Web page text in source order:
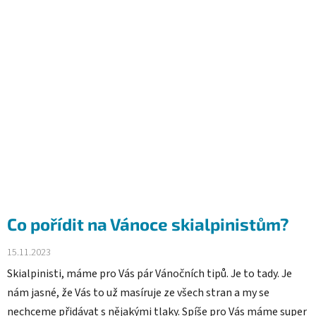
Co pořídit na Vánoce skialpinistům?
15.11.2023
Skialpinisti, máme pro Vás pár Vánočních tipů. Je to tady. Je
nám jasné, že Vás to už masíruje ze všech stran a my se
nechceme přidávat s nějakými tlaky. Spíše pro Vás máme super